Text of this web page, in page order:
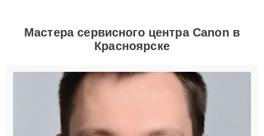
Мастера сервисного центра Canon в
Красноярске